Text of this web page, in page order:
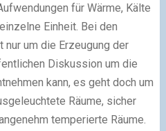
für Wärme, Kälte
Einheit. Bei den
um die Erzeugung der
Diskussion um die
kann, es geht doch um
Räume, sicher
temperierte Räume.